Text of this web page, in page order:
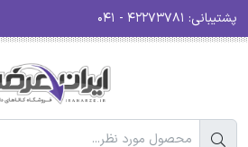
پشتیبانی: